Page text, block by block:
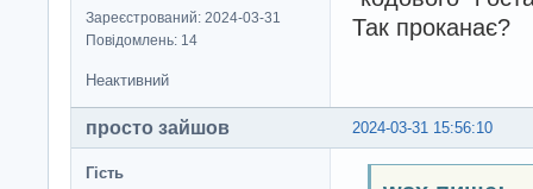
Зареєстрований: 2024-03-31
Повідомлень: 14
Так проканає?
Неактивний
2024-03-31 15:56:10
просто зайшов
Гість